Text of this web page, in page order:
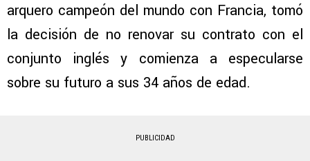
arquero campeón del mundo con Francia, tomó
la decisión de no renovar su contrato con el
conjunto inglés y comienza a especularse
sobre su futuro a sus 34 años de edad.
PUBLICIDAD